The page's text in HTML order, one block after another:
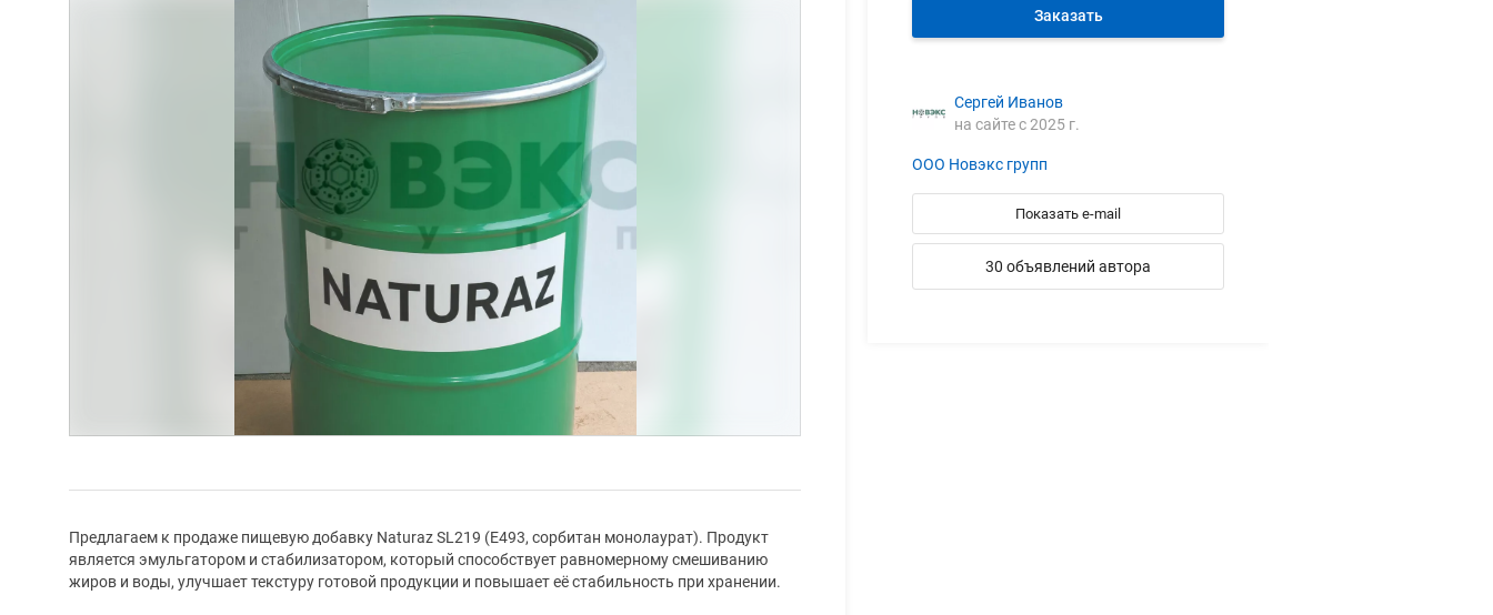
Предлагаем к продаже пищевую добавку Naturaz SL219 (Е493, сорбитан монолаурат). Продукт
является эмульгатором и стабилизатором, который способствует равномерному смешиванию
жиров и воды, улучшает текстуру готовой продукции и повышает её стабильность при хранении.
Заказать
Сергей Иванов
на сайте с 2025 г.
ООО Новэкс групп
Показать e-mail
30 объявлений автора